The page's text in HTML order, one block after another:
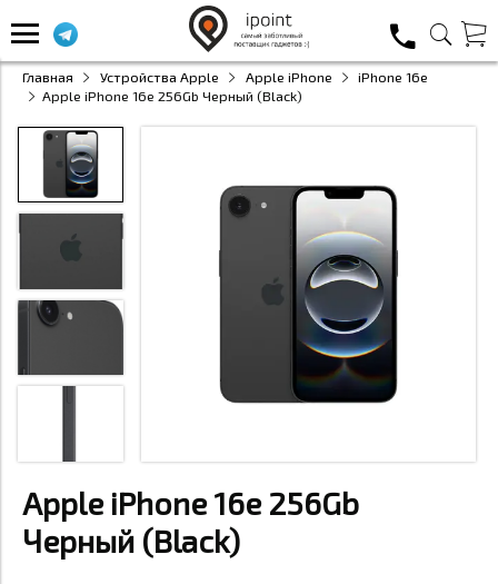
Главная Устройства Apple Apple iPhone
iPhone 16e
Apple iPhone 16e 256Gb Черный (Black)
Apple iPhone 16e 256Gb
Черный (Black)